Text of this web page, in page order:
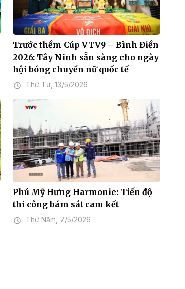
Trước thềm Cúp VTV9 – Bình Điền
2026: Tây Ninh sẵn sàng cho ngày
hội bóng chuyền nữ quốc tế
Thứ Tư, 13/5/2026
Phú Mỹ Hưng Harmonie: Tiến độ
thi công bám sát cam kết
Thứ Năm, 7/5/2026